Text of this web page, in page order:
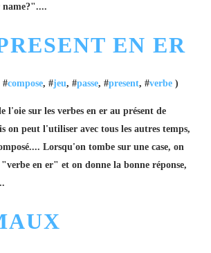
EN ER
#compose, #jeu, #passe, #present, #verbe )
l'oie sur les verbes en er au présent de
on peut l'utiliser avec tous les autres temps,
Lorsqu'on tombe sur une case, on
en er" et on donne la bonne réponse,